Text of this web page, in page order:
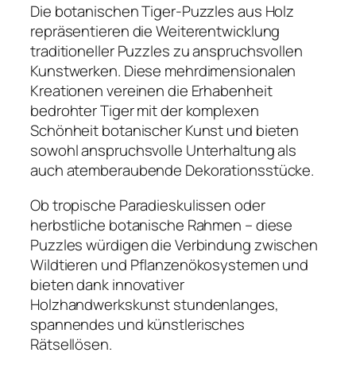
Die botanischen Tiger-Puzzles aus Holz
repräsentieren die Weiterentwicklung
traditioneller Puzzles zu anspruchsvollen
Kunstwerken. Diese mehrdimensionalen
Kreationen vereinen die Erhabenheit
bedrohter Tiger mit der komplexen
Schönheit botanischer Kunst und bieten
sowohl anspruchsvolle Unterhaltung als
auch atemberaubende Dekorationsstücke.
Ob tropische Paradieskulissen oder
herbstliche botanische Rahmen – diese
Puzzles würdigen die Verbindung zwischen
Wildtieren und Pflanzenökosystemen und
bieten dank innovativer
Holzhandwerkskunst stundenlanges,
spannendes und künstlerisches
Rätsellösen.